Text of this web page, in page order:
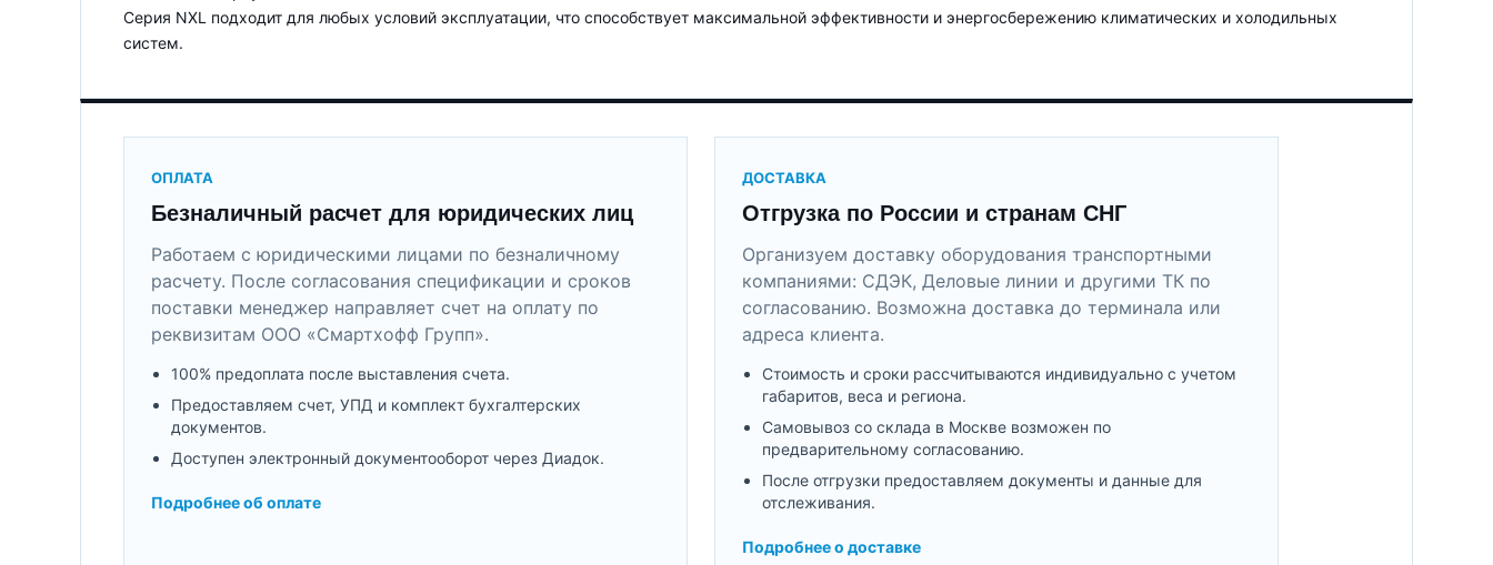
Серия NXL подходит для любых условий эксплуатации, что способствует максимальной эффективности и энергосбережению климатических и холодильных
систем.
ОПЛАТА
Безналичный расчет для юридических лиц
Работаем с юридическими лицами по безналичному
расчету. После согласования спецификации и сроков
поставки менеджер направляет счет на оплату по
реквизитам ООО «Смартхофф Групп».
100% предоплата после выставления счета.
Предоставляем счет, УПД и комплект бухгалтерских
документов.
Доступен электронный документооборот через Диадок.
Подробнее об оплате
ДОСТАВКА
Отгрузка по России и странам СНГ
Организуем доставку оборудования транспортными
компаниями: СДЭК, Деловые линии и другими ТК по
согласованию. Возможна доставка до терминала или
адреса клиента.
Стоимость и сроки рассчитываются индивидуально с учетом
габаритов, веса и региона.
Самовывоз со склада в Москве возможен по
предварительному согласованию.
После отгрузки предоставляем документы и данные для
отслеживания.
Подробнее о доставке